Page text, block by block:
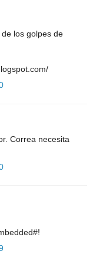
los golpes de
Correa necesita